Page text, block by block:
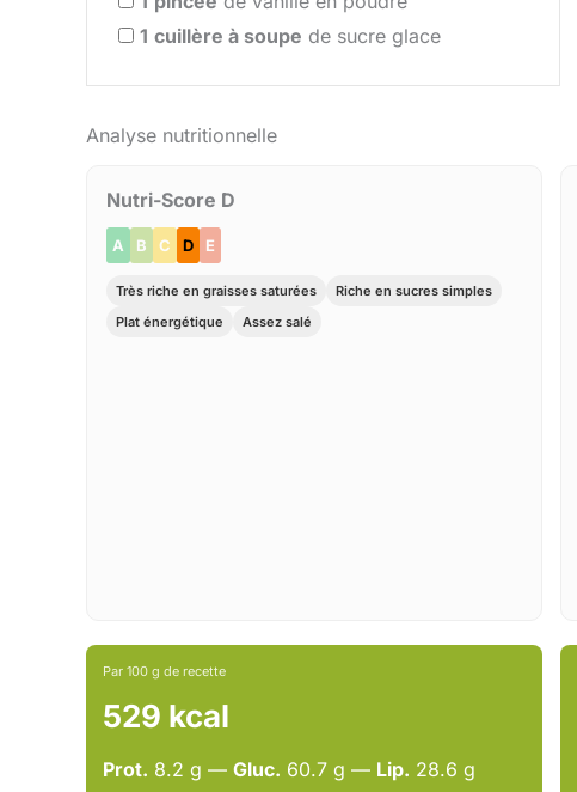
1 cuillère à soupe de sucre glace
Analyse nutritionnelle
Nutri-Score D
A B C D E
Très riche en graisses saturées
Riche en sucres simples
Plat énergétique
Assez salé
Par 100 g de recette
529 kcal
Prot. 8.2 g — Gluc. 60.7 g — Lip. 28.6 g